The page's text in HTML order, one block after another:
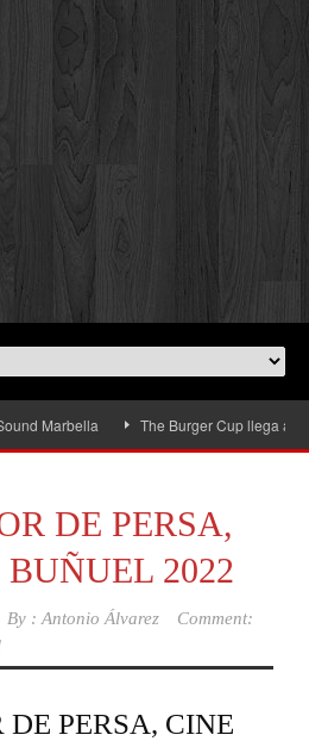
The Burger Cup llega a San
DE PERSA,
2022
By : Antonio Álvarez
Comment:
DE PERSA, CINE